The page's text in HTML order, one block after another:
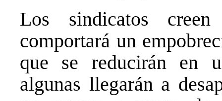
Los sindicatos
comportará un
que se reducirán en
algunas llegarán a